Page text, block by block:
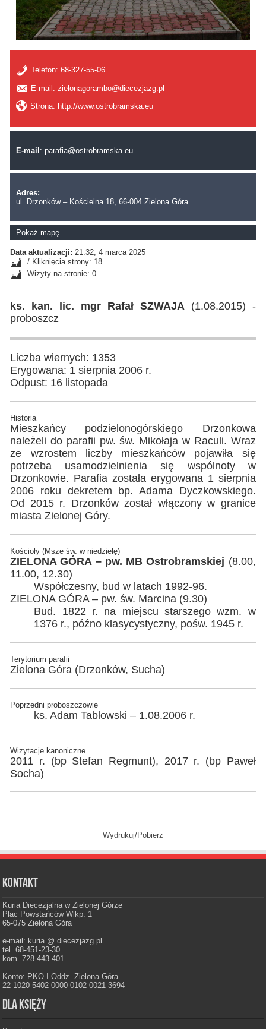
Telefon:68-327-55-06
E-mail: zielonagorambo@diecezjazg.pl
Strona: http://www.ostrobramska.eu
E-mail :parafia@ostrobramska.eu
Adres:
ul. Drzonków – Kościelna 18, 66-004 Zielona Góra
Pokaż mapę
Data aktualizacji: 21:32, 4 marca 2025
/ Kliknięcia strony: 18
Wizyty na stronie: 0
ks. kan. lic. mgr Rafał SZWAJA (1.08.2015) -
proboszcz
Liczba wiernych: 1353
Erygowana: 1 sierpnia 2006 r.
Odpust: 16 listopada
Historia
Mieszkańcy podzielonogórskiego Drzonkowa
należeli do parafii pw. św. Mikołaja w Raculi. Wraz
ze wzrostem liczby mieszkańców pojawiła się
potrzeba usamodzielnienia się wspólnoty w
Drzonkowie. Parafia została erygowana 1 sierpnia
2006 roku dekretem bp. Adama Dyczkowskiego.
Od 2015 r. Drzonków został włączony w granice
miasta Zielonej Góry.
Kościoły (Msze św. w niedzielę)
ZIELONA GÓRA – pw. MB Ostrobramskiej (8.00,
11.00, 12.30)
Współczesny, bud w latach 1992-96.
ZIELONA GÓRA – pw. św. Marcina (9.30)
Bud. 1822 r. na miejscu starszego wzm. w
1376 r., późno klasycystyczny, pośw. 1945 r.
Terytorium parafii
Zielona Góra (Drzonków, Sucha)
Poprzedni proboszczowie
ks. Adam Tablowski – 1.08.2006 r.
Wizytacje kanoniczne
2011 r. (bp Stefan Regmunt), 2017 r. (bp Paweł
Socha)
Wydrukuj/Pobierz
Kontakt
Kuria Diecezjalna w Zielonej Górze
Plac Powstańców Wlkp. 1
65-075 Zielona Góra
e-mail: kuria @ diecezjazg.pl
tel. 68-451-23-30
kom. 728-443-401
Konto: PKO I Oddz. Zielona Góra
22 1020 5402 0000 0102 0021 3694
Dla księży